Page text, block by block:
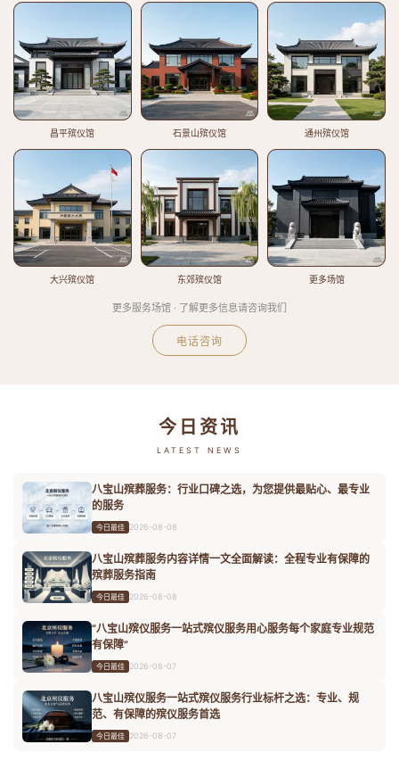
昌平殡仪馆 石景山殡仪馆 通州殡仪馆
大兴殡仪馆 东郊殡仪馆 更多场馆
更多服务场馆 · 了解更多信息请咨询我们
电话咨询
今日资讯
LATEST NEWS
八宝山殡葬服务：行业口碑之选，为您提供最贴心、最专业
的服务
今日最佳 2026-08-08
八宝山殡葬服务内容详情一文全面解读：全程专业有保障的
殡葬服务指南
今日最佳 2026-08-08
“八宝山殡仪服务一站式殡仪服务用心服务每个家庭专业规范
有保障”
今日最佳 2026-08-07
八宝山殡仪服务一站式殡仪服务行业标杆之选：专业、规
范、有保障的殡仪服务首选
今日最佳 2026-08-07